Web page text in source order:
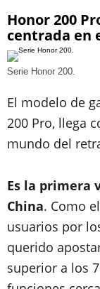
Honor 200
centrada en
Serie Honor 200.
El modelo de
200 Pro, llega
mundo del
Es la primera
China. Como
usuarios por
querido
superior a los